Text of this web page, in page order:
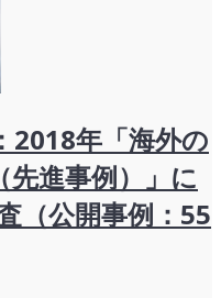
2018年「海外の
進事例）」に
（公開事例：55